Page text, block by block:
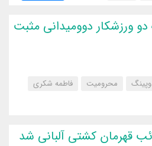
ورزشکار دوومیدانی مثبت
محرومیت
فاطمه شکری
قهرمان کشتی آلبانی شد